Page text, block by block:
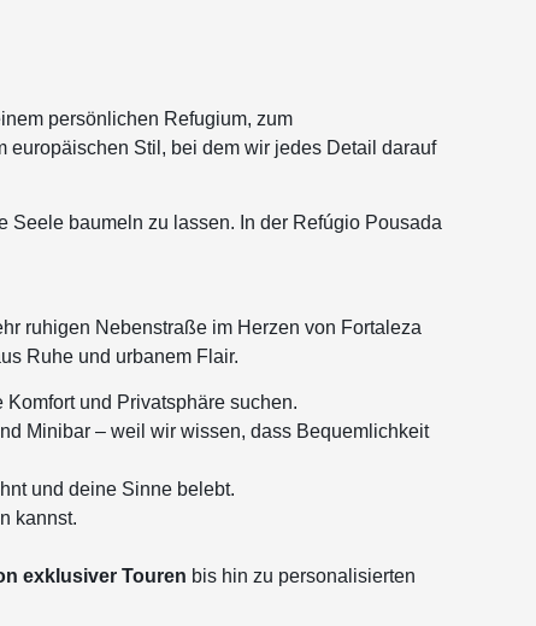
persönlichen Refugium, zum
europäischen Stil, bei dem wir jedes Detail darauf
Seele baumeln zu lassen. In der Refúgio Pousada
ruhigen Nebenstraße im Herzen von Fortaleza
Ruhe und urbanem Flair.
und Privatsphäre suchen.
Minibar – weil wir wissen, dass Bequemlichkeit
und deine Sinne belebt.
kannst.
exklusiver Touren bis hin zu personalisierten